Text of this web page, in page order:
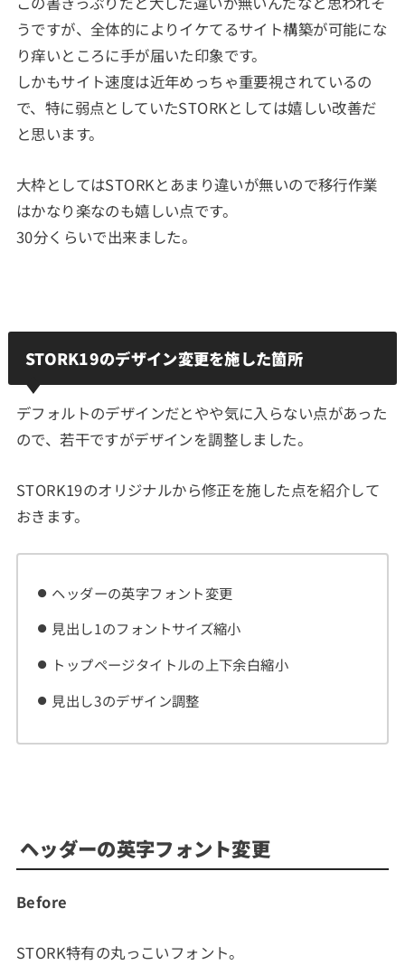
うですが、全体的によりイケてるサイト構築が可能にな
り痒いところに手が届いた印象です。
しかもサイト速度は近年めっちゃ重要視されているの
で、特に弱点としていたSTORKとしては嬉しい改善だ
と思います。
大枠としてはSTORKとあまり違いが無いので移行作業
はかなり楽なのも嬉しい点です。
30分くらいで出来ました。
STORK19のデザイン変更を施した箇所
デフォルトのデザインだとやや気に入らない点があった
ので、若干ですがデザインを調整しました。
STORK19のオリジナルから修正を施した点を紹介して
おきます。
ヘッダーの英字フォント変更
見出し1のフォントサイズ縮小
トップページタイトルの上下余白縮小
見出し3のデザイン調整
ヘッダーの英字フォント変更
Before
STORK特有の丸っこいフォント。